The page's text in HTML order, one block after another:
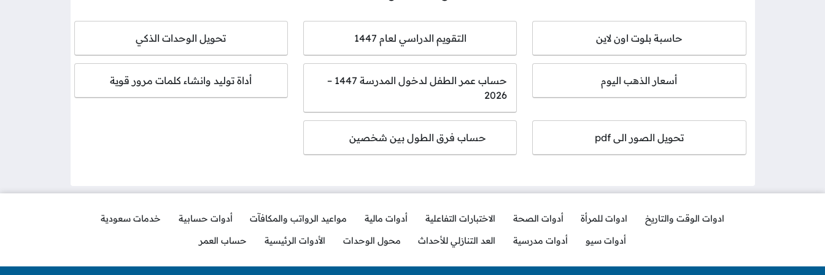
حاسبة بلوت اون لاين التقويم الدراسي لعام 1447 تحويل الوحدات الذكي
أسعار الذهب اليوم
حساب عمر الطفل لدخول المدرسة 1447 –
2026
أداة توليد وانشاء كلمات مرور قوية
تحويل الصور الى pdf حساب فرق الطول بين شخصين
ادوات الوقت والتاريخ ادوات للمرأة أدوات الصحة الاختبارات التفاعلية أدوات مالية مواعيد الرواتب والمكافآت أدوات حسابية
خدمات سعودية
أدوات سيو
أدوات مدرسية العد التنازلي للأحداث محول الوحدات الأدوات الرئيسية حساب العمر